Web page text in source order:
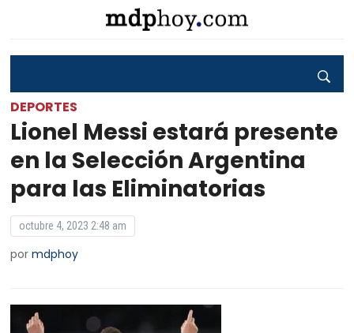
DEPORTES
Lionel Messi estará presente
en la Selección Argentina
para las Eliminatorias
octubre 4, 2023 2:48 am
pormdphoy